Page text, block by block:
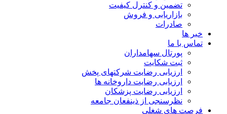
تضمین و کنترل کیفیت
بازاریابی و فروش
صادرات
خبر ها
تماس با ما
پورتال سهامداران
ثبت شکایت
ارزیابی رضایت شرکتهای پخش
ارزیابی رضایت داروخانه ها
ارزیابی رضایت پزشکان
نظرسنجی از ذینفعان جامعه
فرصت های شغلی